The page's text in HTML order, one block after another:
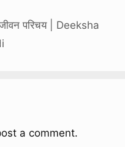
जीवन परिचय | Deeksha
a comment.